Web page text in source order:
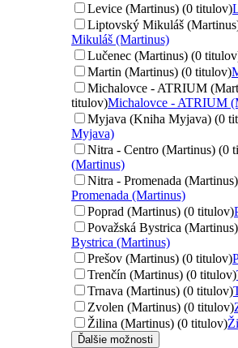
Levice (Martinus) (0 titulov)
Liptovský Mikuláš
Mikuláš (Martinus)
Lučenec (Martinus) (0
Martin (Martinus) (0 titulov)
Michalovce - ATRIUM
titulov)Michalovce - ATRIUM
Myjava (Kniha Myjava) (0
Myjava)
Nitra - Centro (Martinus) (0
(Martinus)
Nitra - Promenada
Promenada (Martinus)
Poprad (Martinus) (0 titulov)
Považská Bystrica
Bystrica (Martinus)
Prešov (Martinus) (0 titulov)
Trenčín (Martinus) (0 titulov)
Trnava (Martinus) (0 titulov)
Zvolen (Martinus) (0 titulov)
Žilina (Martinus) (0 titulov)
Ďalšie možnosti